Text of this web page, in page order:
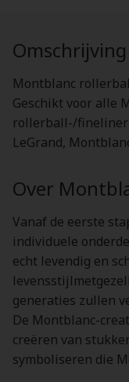
Omschrijving
Montblanc
Geschikt voor alle
rollerball-/
LeGrand,
Over
Vanaf de eerste
individuele
echt levendig en
generaties zullen
De Montblanc-
creëren van
symboliseren die